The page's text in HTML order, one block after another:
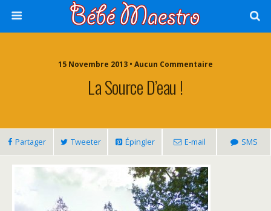
15 Novembre 2013 • Aucun Commentaire
La Source D’eau !
Partager Tweeter Épingler E-mail SMS